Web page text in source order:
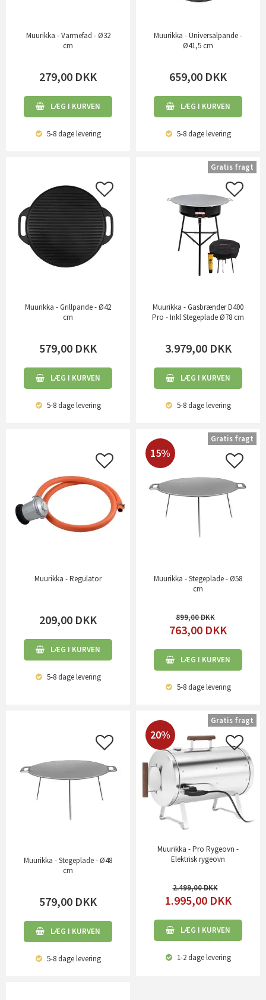
Muurikka - Varmefad - Ø32
cm
279,00 DKK
LÆG I KURVEN
5-8 dagelevering
Muurikka - Universalpande -
Ø41,5 cm
659,00 DKK
LÆG I KURVEN
5-8 dagelevering
Muurikka - Grillpande - Ø42
cm
579,00 DKK
LÆG I KURVEN
5-8 dagelevering
Muurikka - Gasbrænder D400
Pro - Inkl Stegeplade Ø78 cm
3.979,00 DKK
LÆG I KURVEN
5-8 dagelevering
Gratis fragt
Muurikka - Regulator
209,00 DKK
LÆG I KURVEN
5-8 dagelevering
15%
Muurikka - Stegeplade - Ø58
cm
899,00
763,00 DKK
LÆG I KURVEN
5-8 dagelevering
Gratis fragt
Muurikka - Stegeplade - Ø48
cm
579,00 DKK
LÆG I KURVEN
5-8 dagelevering
20%
Muurikka - Pro Rygeovn -
Elektrisk rygeovn
2.499,00
1.995,00 DKK
LÆG I KURVEN
1-2 dagelevering
Gratis fragt